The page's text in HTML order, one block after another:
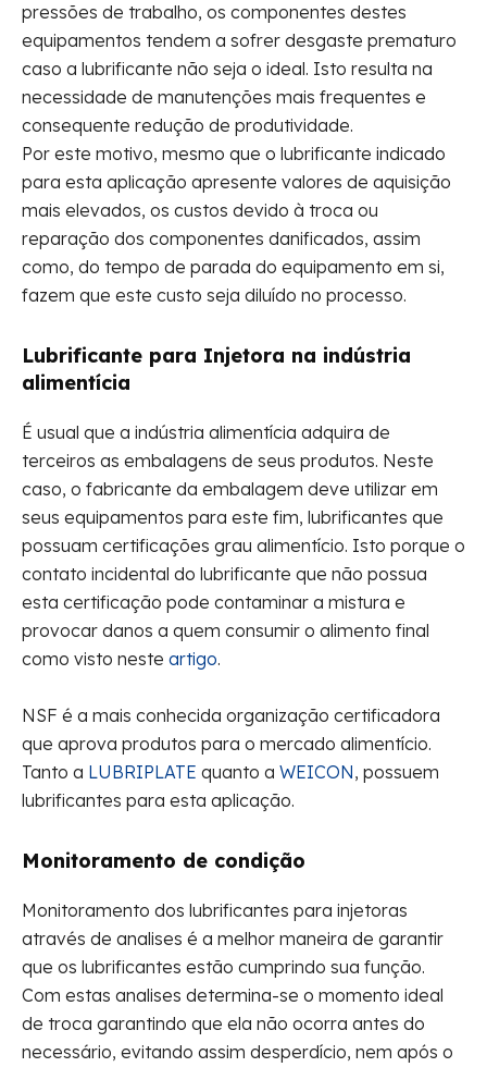
pressões de trabalho, os componentes destes
equipamentos tendem a sofrer desgaste prematuro
caso a lubrificante não seja o ideal. Isto resulta na
necessidade de manutenções mais frequentes e
consequente redução de produtividade.
Por este motivo, mesmo que o lubrificante indicado
para esta aplicação apresente valores de aquisição
mais elevados, os custos devido à troca ou
reparação dos componentes danificados, assim
como, do tempo de parada do equipamento em si,
fazem que este custo seja diluído no processo.
Lubrificante para Injetora na indústria
alimentícia
É usual que a indústria alimentícia adquira de
terceiros as embalagens de seus produtos. Neste
caso, o fabricante da embalagem deve utilizar em
seus equipamentos para este fim, lubrificantes que
possuam certificações grau alimentício. Isto porque o
contato incidental do lubrificante que não possua
esta certificação pode contaminar a mistura e
provocar danos a quem consumir o alimento final
como visto neste artigo.
NSF é a mais conhecida organização certificadora
que aprova produtos para o mercado alimentício.
Tanto a LUBRIPLATE quanto a WEICON, possuem
lubrificantes para esta aplicação.
Monitoramento de condição
Monitoramento dos lubrificantes para injetoras
através de analises é a melhor maneira de garantir
que os lubrificantes estão cumprindo sua função.
Com estas analises determina-se o momento ideal
de troca garantindo que ela não ocorra antes do
necessário, evitando assim desperdício, nem após o